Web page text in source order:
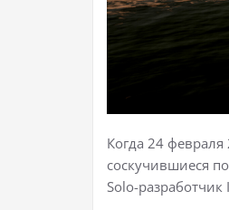
Когда 24
соскучившиеся
Solo-